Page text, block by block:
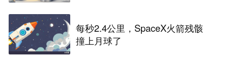
每秒2.4公里，SpaceX火箭残骸
撞上月球了